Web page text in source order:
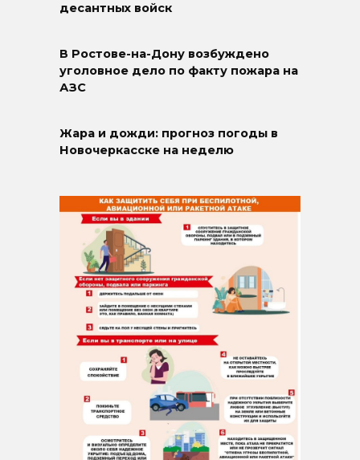
десантных войск
В Ростове-на-Дону возбуждено
уголовное дело по факту пожара на
АЗС
Жара и дожди: прогноз погоды в
Новочеркасске на неделю